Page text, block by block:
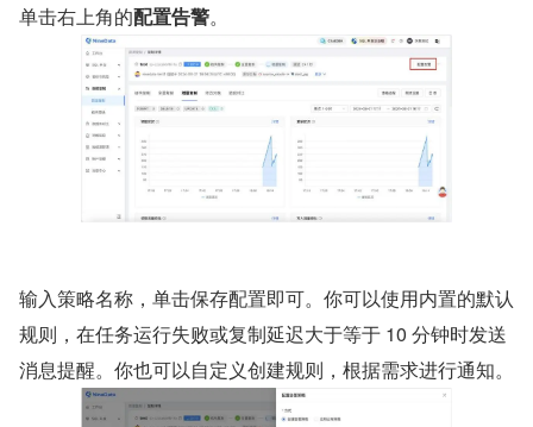
单击右上角的配置告警。
输入策略名称，单击保存配置即可。你可以使用内置的默认
规则，在任务运行失败或复制延迟大于等于 10 分钟时发送
消息提醒。你也可以自定义创建规则，根据需求进行通知。